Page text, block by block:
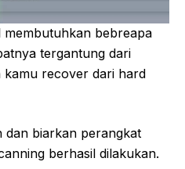
membutuhkan bebreapa
tergantung dari
kamu recover dari hard
dan biarkan perangkat
berhasil dilakukan.